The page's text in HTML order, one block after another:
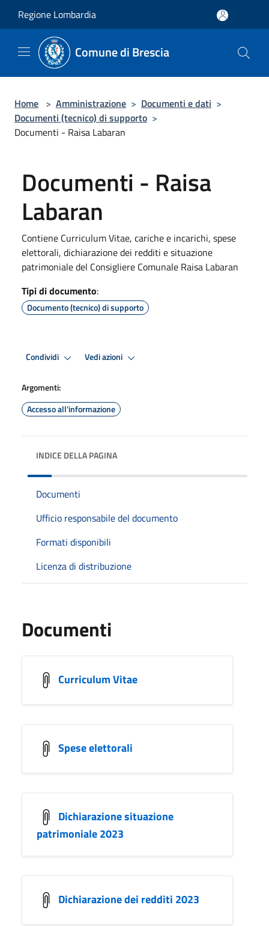
Regione Lombardia
Comune di Brescia
Home > Amministrazione > Documenti e dati >
Documenti (tecnico) di supporto >
Documenti - Raisa Labaran
Documenti - Raisa
Labaran
Contiene Curriculum Vitae, cariche e incarichi, spese
elettorali, dichiarazione dei redditi e situazione
patrimoniale del Consigliere Comunale Raisa Labaran
Tipi di documento:
Documento (tecnico) di supporto
Condividi Vedi azioni
Argomenti:
Accesso all'informazione
INDICE DELLA PAGINA
Documenti
Ufficio responsabile del documento
Formati disponibili
Licenza di distribuzione
Documenti
Curriculum Vitae
Spese elettorali
Dichiarazione situazione
patrimoniale 2023
Dichiarazione dei redditi 2023